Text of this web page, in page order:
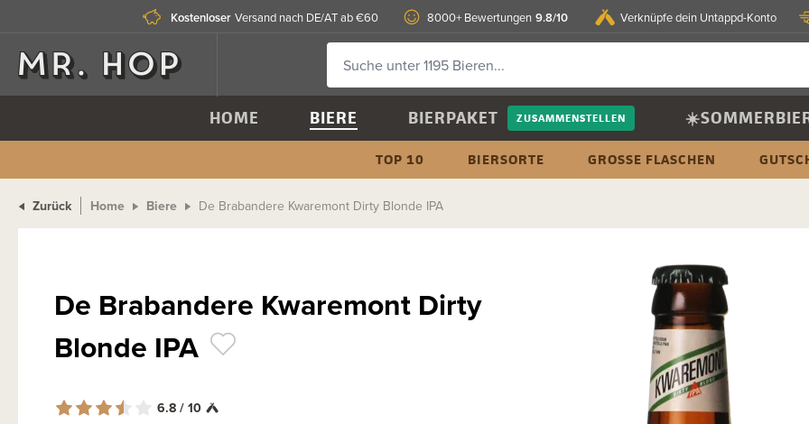
Kostenloser Versand nach DE/AT ab €60 8000+ Bewertungen 9.8/10 Verknüpfe dein Untappd-Konto
HOME BIERE BIERPAKET ZUSAMMENSTELLEN
TOP 10 BIERSORTE GROSSE FLASCHEN
Zurück Home Biere De Brabandere Kwaremont Dirty Blonde IPA
De Brabandere Kwaremont Dirty
Blonde IPA
6.8 / 10